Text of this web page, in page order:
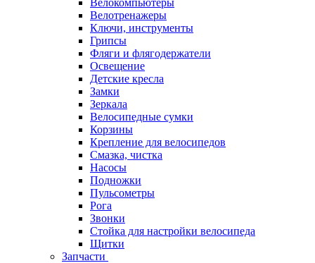
Велокомпьютеры
Велотренажеры
Ключи, инструменты
Грипсы
Фляги и флягодержатели
Освещение
Детские кресла
Замки
Зеркала
Велосипедные сумки
Корзины
Крепление для велосипедов
Смазка, чистка
Насосы
Подножки
Пульсометры
Рога
Звонки
Стойка для настройки велосипеда
Щитки
Запчасти